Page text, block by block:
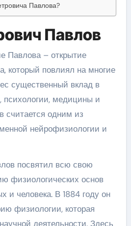
Павлова?
Павлов
Павлова – открытие
который повлиял на многие
существенный вклад в
психологии, медицины и
считается одним из
нейрофизиологии и
посвятил всю свою
физиологических основ
и человека. В 1884 году он
физиологии, которая
деятельности. Здесь